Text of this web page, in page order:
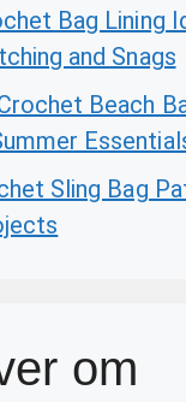
Bag Lining
and Snags
Beach
Sling Bag
om